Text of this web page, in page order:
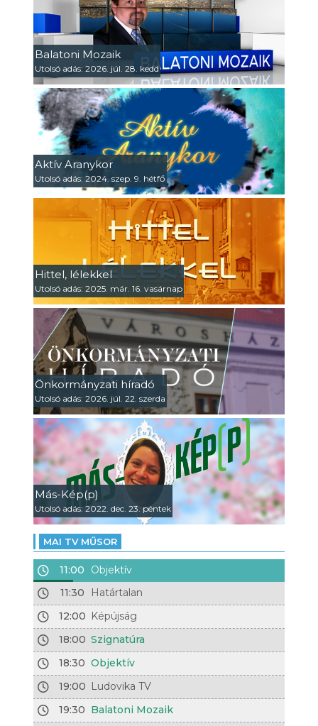
Balatoni Mozaik
Utolsó adás: 2026. júl. 28. kedd
Aktív Aranykor
Utolsó adás: 2024. szep. 9. hétfő
Hittel, lélekkel
Utolsó adás: 2025. már. 16. vasárnap
Önkormányzati híradó
Utolsó adás: 2026. júl. 22. szerda
Más-Kép(p)
Utolsó adás: 2022. dec. 23. péntek
MAI TV MŰSOR
11:00
Objektív
11:30
Határtalan
12:00 Képújság
18:00 Szignatúra
18:30 Objektív
19:00 Ludovika TV
19:30 Balatoni Mozaik